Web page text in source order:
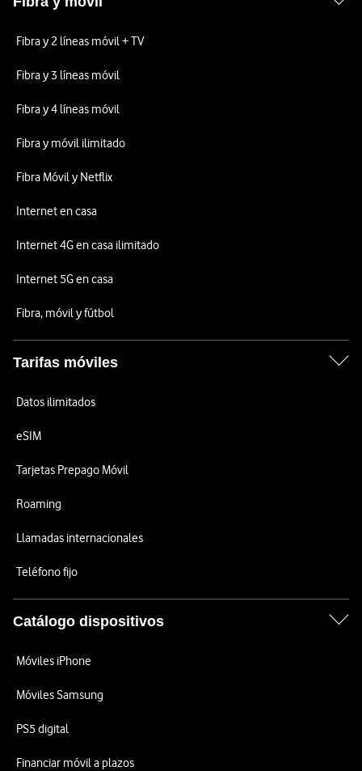
Fibra y 2 líneas móvil + TV
Fibra y 3 líneas móvil
Fibra y 4 líneas móvil
Fibra y móvil ilimitado
Fibra Móvil y Netflix
Internet en casa
Internet 4G en casa ilimitado
Internet 5G en casa
Fibra, móvil y fútbol
Tarifas móviles
Datos ilimitados
eSIM
Tarjetas Prepago Móvil
Roaming
Llamadas internacionales
Teléfono fijo
Catálogo dispositivos
Móviles iPhone
Móviles Samsung
PS5 digital
Financiar móvil a plazos